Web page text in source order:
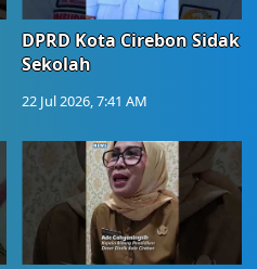
DPRD Kota Cirebon Sidak
Sekolah
22 Jul 2026, 7:41 AM